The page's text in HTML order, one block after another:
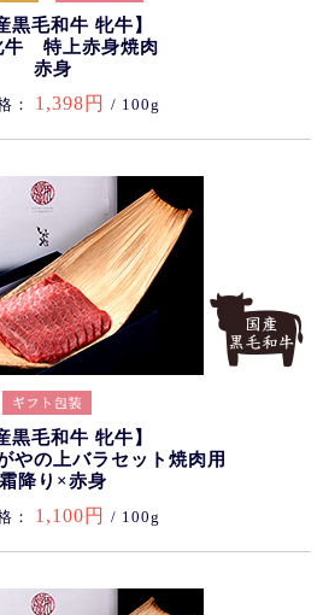
黒毛和牛 牝牛】
牛 特上赤身焼肉
赤身
： 1,398円 / 100g
黒毛和牛 牝牛】
の上バラセット焼肉用
霜降り×赤身
： 1,100円 / 100g